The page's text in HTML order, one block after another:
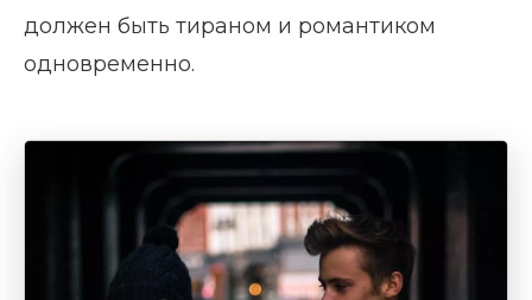
должен быть тираном и романтиком
одновременно.